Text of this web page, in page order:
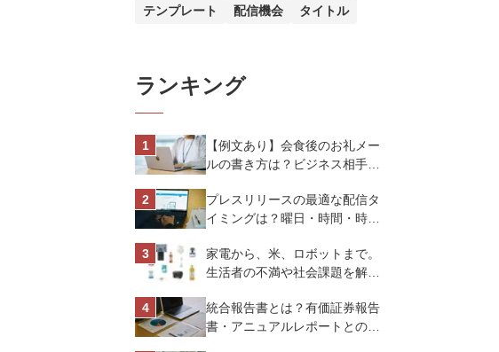
テンプレート
配信機会 タイトル
ランキング
【例文あり】会食後のお礼メー
ルの書き方は？ビジネス相手に
トを解説
プレスリリースの最適な配信タ
イミングは？曜日・時間・時期
化させよう
家電から、米、ロボットまで。
生活者の不満や社会課題を解決
スオーヤマ株式会社
統合報告書とは？有価証券報告
書・アニュアルレポートとの違